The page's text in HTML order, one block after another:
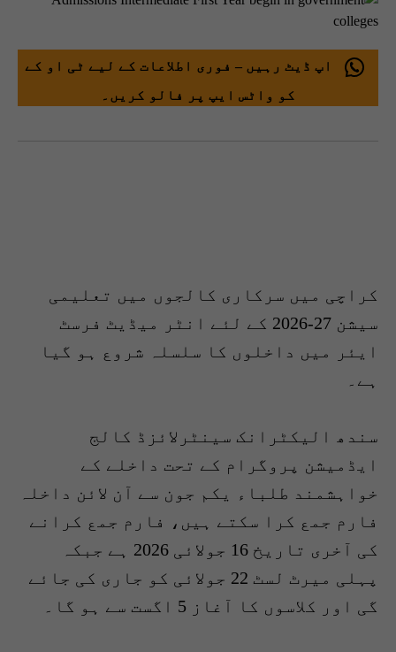
اپ ڈیٹ رہیں – فوری اطلاعات کے لیے ٹی او کے
کو واٹس ایپ پر فالو کریں۔
کراچی میں سرکاری کالجوں میں تعلیمی
سیشن 27-2026 کے لئے انٹر میڈیٹ فرسٹ
ایئر میں داخلوں کا سلسلہ شروع ہو گیا
ہے۔
سندھ الیکٹرانک سینٹرلائزڈ کالج
ایڈمیشن پروگرام کے تحت داخلے کے
خواہشمند طلباء یکم جون سے آن لائن داخلہ
فارم جمع کرا سکتے ہیں، فارم جمع کرانے
کی آخری تاریخ 16 جولائی 2026 ہے جبکہ
پہلی میرٹ لسٹ 22 جولائی کو جاری کی جائے
گی اور کلاسوں کا آغاز 5 اگست سے ہو گا۔